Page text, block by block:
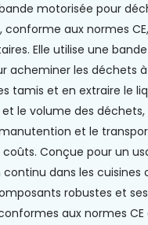
motorisée pour
aux normes
Elle utilise une
acheminer les déchets
tamis et en extraire le
le volume des
et le
Conçue pour un
dans les cuisines
robustes et
aux normes CE